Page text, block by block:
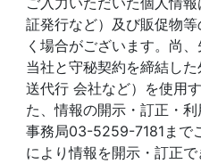
証発行など）及び販促物
く場合がございます。尚
当社と守秘契約を締結し
送代行 会社など）を使用
た、情報の開示・訂正・利
事務局03-5259-7181まで
により情報を開示・訂正